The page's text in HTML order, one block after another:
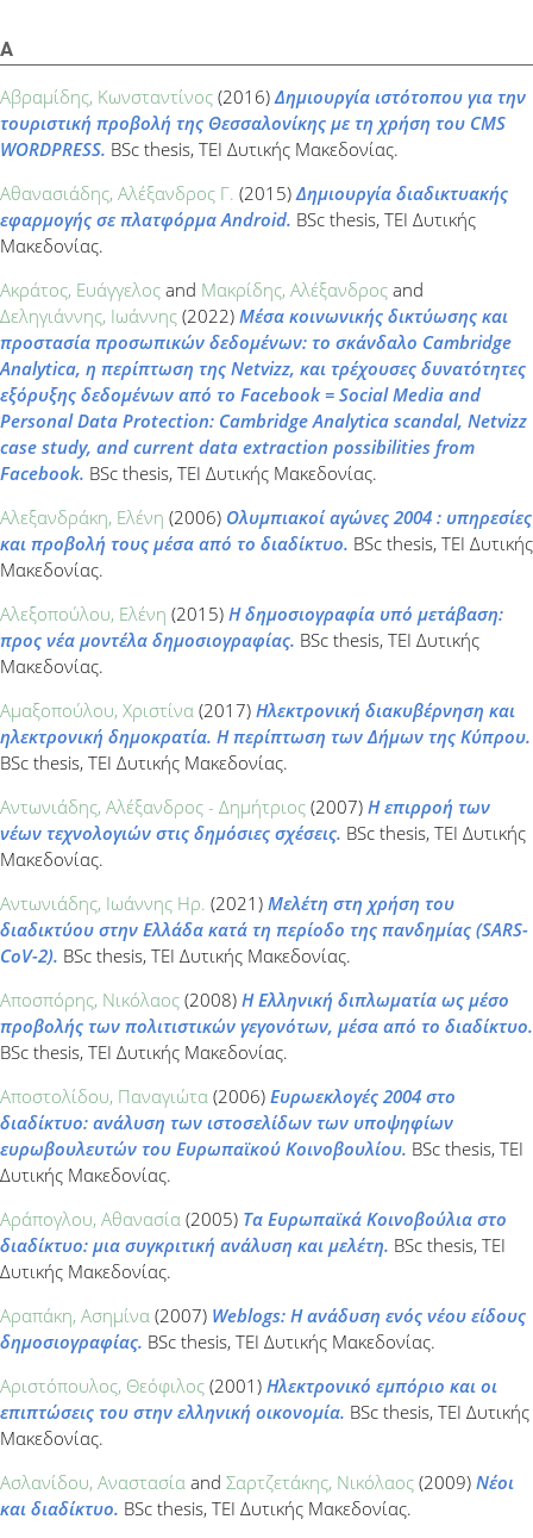
Α
Αβραμίδης, Κωνσταντίνος (2016) Δημιουργία ιστότοπου για την
τουριστική προβολή της Θεσσαλονίκης με τη χρήση του CMS
WORDPRESS. BSc thesis, ΤΕΙ Δυτικής Μακεδονίας.
Αθανασιάδης, Αλέξανδρος Γ. (2015) Δημιουργία διαδικτυακής
εφαρμογής σε πλατφόρμα Android. BSc thesis, ΤΕΙ Δυτικής
Μακεδονίας.
Ακράτος, Ευάγγελος and Μακρίδης, Αλέξανδρος and
Δεληγιάννης, Ιωάννης (2022) Μέσα κοινωνικής δικτύωσης και
προστασία προσωπικών δεδομένων: το σκάνδαλο Cambridge
Analytica, η περίπτωση της Netvizz, και τρέχουσες δυνατότητες
εξόρυξης δεδομένων από το Facebook = Social Media and
Personal Data Protection: Cambridge Analytica scandal, Netvizz
case study, and current data extraction possibilities from
Facebook. BSc thesis, ΤΕΙ Δυτικής Μακεδονίας.
Αλεξανδράκη, Ελένη (2006) Ολυμπιακοί αγώνες 2004 : υπηρεσίες
και προβολή τους μέσα από το διαδίκτυο. BSc thesis, ΤΕΙ Δυτικής
Μακεδονίας.
Αλεξοπούλου, Ελένη (2015) Η δημοσιογραφία υπό μετάβαση:
προς νέα μοντέλα δημοσιογραφίας. BSc thesis, ΤΕΙ Δυτικής
Μακεδονίας.
Αμαξοπούλου, Χριστίνα (2017) Ηλεκτρονική διακυβέρνηση και
ηλεκτρονική δημοκρατία. Η περίπτωση των Δήμων της Κύπρου.
BSc thesis, ΤΕΙ Δυτικής Μακεδονίας.
Αντωνιάδης, Αλέξανδρος - Δημήτριος (2007) Η επιρροή των
νέων τεχνολογιών στις δημόσιες σχέσεις. BSc thesis, ΤΕΙ Δυτικής
Μακεδονίας.
Αντωνιάδης, Ιωάννης Ηρ. (2021) Μελέτη στη χρήση του
διαδικτύου στην Ελλάδα κατά τη περίοδο της πανδημίας (SARS-
CoV-2). BSc thesis, ΤΕΙ Δυτικής Μακεδονίας.
Αποσπόρης, Νικόλαος (2008) Η Ελληνική διπλωματία ως μέσο
προβολής των πολιτιστικών γεγονότων, μέσα από το διαδίκτυο.
BSc thesis, ΤΕΙ Δυτικής Μακεδονίας.
Αποστολίδου, Παναγιώτα (2006) Ευρωεκλογές 2004 στο
διαδίκτυο: ανάλυση των ιστοσελίδων των υποψηφίων
ευρωβουλευτών του Ευρωπαϊκού Κοινοβουλίου. BSc thesis, ΤΕΙ
Δυτικής Μακεδονίας.
Αράπογλου, Αθανασία (2005) Τα Ευρωπαϊκά Κοινοβούλια στο
διαδίκτυο: μια συγκριτική ανάλυση και μελέτη. BSc thesis, ΤΕΙ
Δυτικής Μακεδονίας.
Αραπάκη, Ασημίνα (2007) Weblogs: Η ανάδυση ενός νέου είδους
δημοσιογραφίας. BSc thesis, ΤΕΙ Δυτικής Μακεδονίας.
Αριστόπουλος, Θεόφιλος (2001) Ηλεκτρονικό εμπόριο και οι
επιπτώσεις του στην ελληνική οικονομία. BSc thesis, ΤΕΙ Δυτικής
Μακεδονίας.
Ασλανίδου, Αναστασία and Σαρτζετάκης, Νικόλαος (2009) Νέοι
και διαδίκτυο. BSc thesis, ΤΕΙ Δυτικής Μακεδονίας.